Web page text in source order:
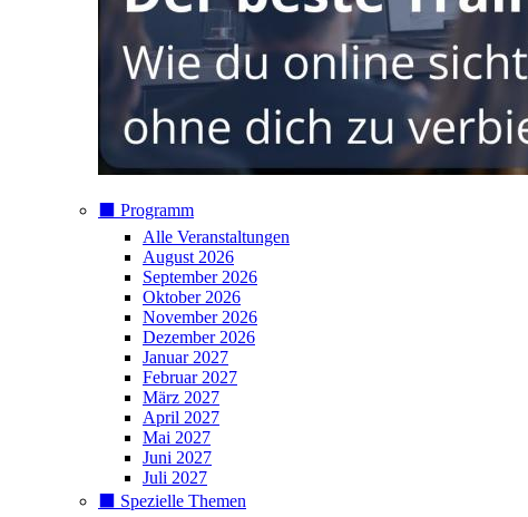
⬛️ Programm
Alle Veranstaltungen
August 2026
September 2026
Oktober 2026
November 2026
Dezember 2026
Januar 2027
Februar 2027
März 2027
April 2027
Mai 2027
Juni 2027
Juli 2027
⬛️ Spezielle Themen